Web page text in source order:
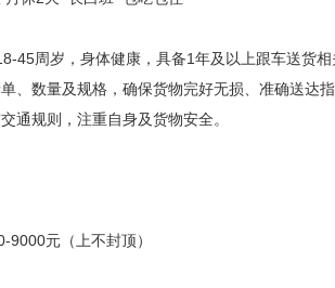
45周岁，身体健康，具备1年及以上跟车送货
、数量及规格，确保货物完好无损、准确送达
通规则，注重自身及货物安全。
9000元（上不封顶）